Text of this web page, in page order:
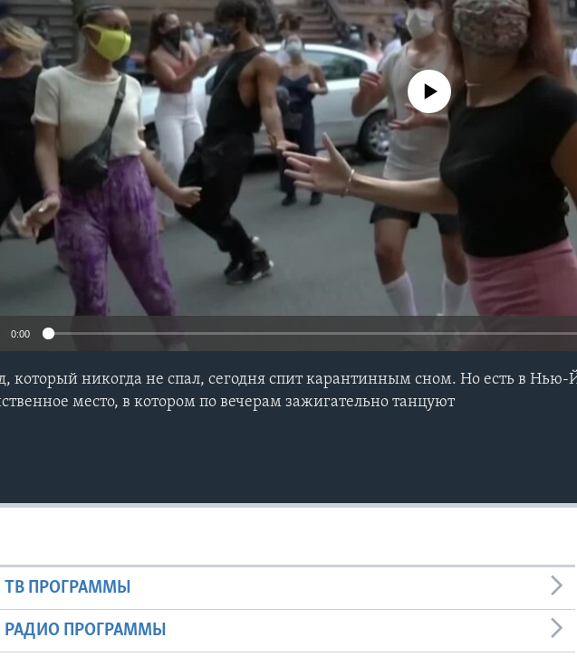
No media source currently available
0:00
который никогда не спал, сегодня спит карантинным сном. Но есть в Нью-
место, в котором по вечерам зажигательно танцуют
ТВ ПРОГРАММЫ
РАДИО ПРОГРАММЫ